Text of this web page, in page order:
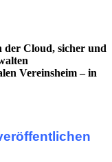
der Cloud, sicher und
Vereinsheim – in